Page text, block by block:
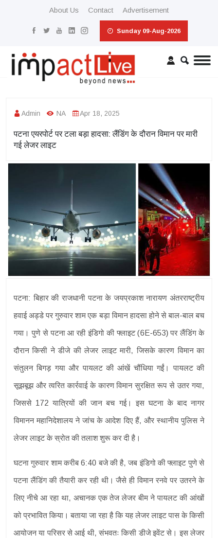
About Us Contact Advertisement
Sunday 09-Aug-2026
Admin NA Apr 18, 2025
पटना एयरपोर्ट पर टला बड़ा हादसा: लैंडिंग के दौरान विमान पर मारी
गई लेजर लाइट
पटना: बिहार की राजधानी पटना के जयप्रकाश नारायण अंतरराष्ट्रीय
हवाई अड्डे पर गुरुवार शाम एक बड़ा विमान हादसा होने से बाल-बाल बच
गया। पुणे से पटना आ रही इंडिगो की फ्लाइट (6E-653) पर लैंडिंग के
दौरान किसी ने डीजे की लेजर लाइट मारी, जिसके कारण विमान का
संतुलन बिगड़ गया और पायलट की आंखें चौंधिया गईं। पायलट की
सूझबूझ और त्वरित कार्रवाई के कारण विमान सुरक्षित रूप से उतर गया,
जिससे 172 यात्रियों की जान बच गई। इस घटना के बाद नागर
विमानन महानिदेशालय ने जांच के आदेश दिए हैं, और स्थानीय पुलिस ने
लेजर लाइट के स्रोत की तलाश शुरू कर दी है।
घटना गुरुवार शाम करीब 6:40 बजे की है, जब इंडिगो की फ्लाइट पुणे से
पटना लैंडिंग की तैयारी कर रही थी। जैसे ही विमान रनवे पर उतरने के
लिए नीचे आ रहा था, अचानक एक तेज लेजर बीम ने पायलट की आंखों
को प्रभावित किया। बताया जा रहा है कि यह लेजर लाइट पास के किसी
आयोजन या परिसर से आई थी, संभवतः किसी डीजे इवेंट से। इस लेजर